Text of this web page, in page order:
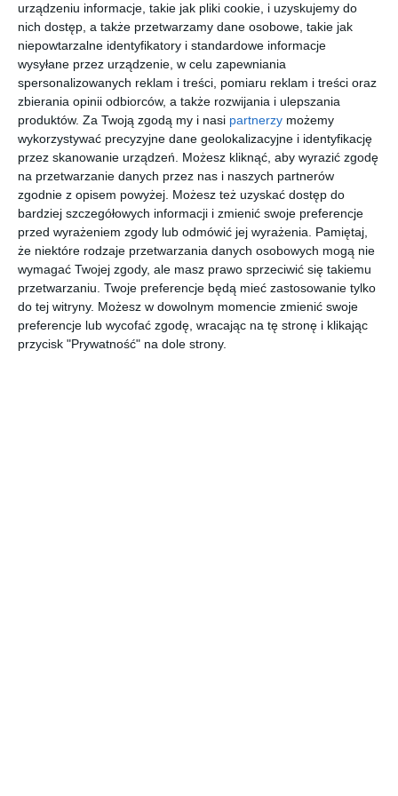
urządzeniu informacje, takie jak pliki cookie, i uzyskujemy do
nich dostęp, a także przetwarzamy dane osobowe, takie jak
niepowtarzalne identyfikatory i standardowe informacje
wysyłane przez urządzenie, w celu zapewniania
spersonalizowanych reklam i treści, pomiaru reklam i treści oraz
zbierania opinii odbiorców, a także rozwijania i ulepszania
produktów. Za Twoją zgodą my i nasi partnerzy możemy
wykorzystywać precyzyjne dane geolokalizacyjne i identyfikację
przez skanowanie urządzeń. Możesz kliknąć, aby wyrazić zgodę
na przetwarzanie danych przez nas i naszych partnerów
zgodnie z opisem powyżej. Możesz też uzyskać dostęp do
bardziej szczegółowych informacji i zmienić swoje preferencje
przed wyrażeniem zgody lub odmówić jej wyrażenia.
Pamiętaj,
że niektóre rodzaje przetwarzania danych osobowych mogą nie
wymagać Twojej zgody, ale masz prawo sprzeciwić się takiemu
przetwarzaniu. Twoje preferencje będą mieć zastosowanie tylko
do tej witryny. Możesz w dowolnym momencie zmienić swoje
preferencje lub wycofać zgodę, wracając na tę stronę i klikając
przycisk "Prywatność" na dole strony.
Martin
1: Stal i
śnieg tw
George R.R.
Martin
filmowa
mk
George R.R.
Martin
1: Stal i
śnieg film
George R.R.
Martin
[ książka ]
Starcie
królów
film mk
George R.R.
Martin
[ książka ]
Uczta dla
wron:
Cienie
śmierci
George R.R.
Martin
[ książka ]
Uczta dla
wron:
Sieć
spisków
George R.R.
Martin
[ audiobook ]
Taniec ze
Po uczcie
Część 2
George R.R.
Martin
[ audiobook ] [ audiobook ]